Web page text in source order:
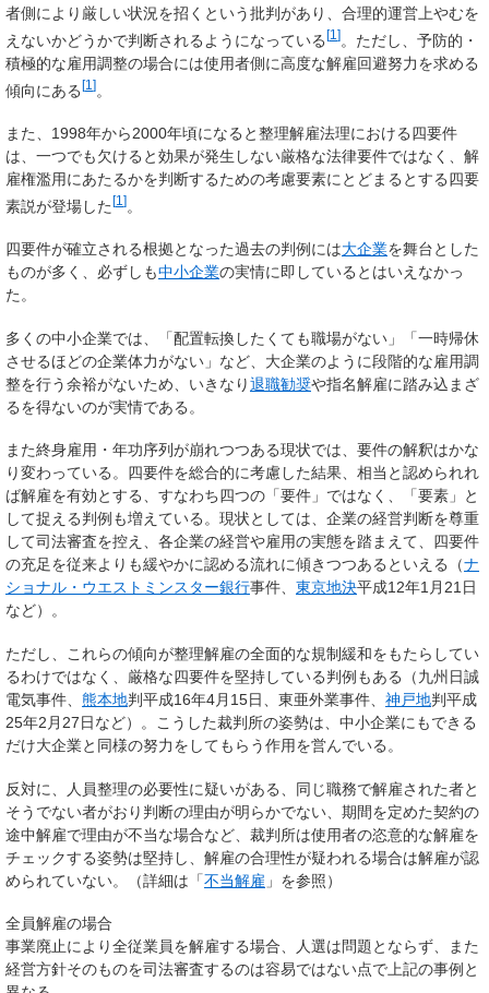
者側により厳しい状況を招くという批判があり、合理的運営上やむを
えないかどうかで判断されるようになっている[1 ]。ただし、予防的・
積極的な雇用調整の場合には使用者側に高度な解雇回避努力を求める
傾向にある[1 ]。
また、1998年から2000年頃になると整理解雇法理における四要件
は、一つでも欠けると効果が発生しない厳格な法律要件ではなく、解
雇権濫用にあたるかを判断するための考慮要素にとどまるとする四要
素説が登場した[1 ]。
四要件が確立される根拠となった過去の判例には大企業を舞台とした
ものが多く、必ずしも中小企業の実情に即しているとはいえなかっ
た。
多くの中小企業では、「配置転換したくても職場がない」「一時帰休
させるほどの企業体力がない」など、大企業のように段階的な雇用調
整を行う余裕がないため、いきなり退職勧奨や指名解雇に踏み込まざ
るを得ないのが実情である。
また終身雇用・年功序列が崩れつつある現状では、要件の解釈はかな
り変わっている。 四要件を総合的に考慮した結果、相当と認められれ
ば解雇を有効とする、すなわち四つの「要件」ではなく、「要素」と
して捉える判例も増えている。現状としては、企業の経営判断を尊重
して司法審査を控え、各企業の経営や雇用の実態を踏まえて、四要件
の充足を従来よりも緩やかに認める流れに傾きつつあるといえる（ナ
ショナル・ウエストミンスター銀行事件、 東京地決平成12年1月21日
など）。
ただし、これらの傾向が整理解雇の全面的な規制緩和をもたらしてい
るわけではなく、厳格な四要件を堅持している判例もある（九州日誠
電気事件、 熊本地判平成16年4月15日、東亜外業事件、 神戸地判平成
25年2月27日など）。こうした裁判所の姿勢は、中小企業にもできる
だけ大企業と同様の努力をしてもらう作用を営んでいる。
反対に、人員整理の必要性に疑いがある、同じ職務で解雇された者と
そうでない者がおり判断の理由が明らかでない、期間を定めた契約の
途中解雇で理由が不当な場合など、裁判所は使用者の恣意的な解雇を
チェックする姿勢は堅持し、 解雇の合理性が疑われる場合は解雇が認
められていない。（詳細は「不当解雇 」を参照）
全員解雇の場合
事業廃止により全従業員を解雇する場合、人選は問題とならず、また
経営方針そのものを司法審査するのは容易ではない点で上記の事例と